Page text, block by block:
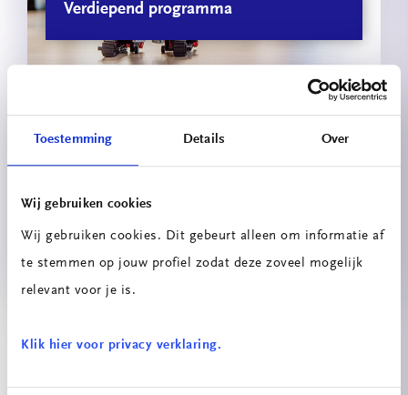
Toestemming Details Over
Wij gebruiken cookies
Wij gebruiken cookies. Dit gebeurt alleen om informatie af
te stemmen op jouw profiel zodat deze zoveel mogelijk
relevant voor je is.
Klik hier voor privacy verklaring.
Verdiepend programma
Versnellend programma